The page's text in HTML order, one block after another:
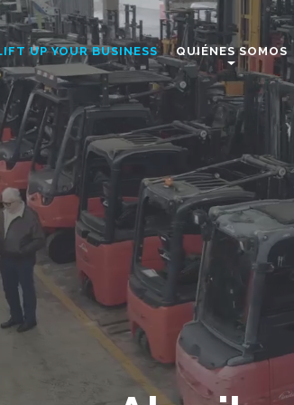
UP YOUR BUSINESS QUIÉNES SOMOS